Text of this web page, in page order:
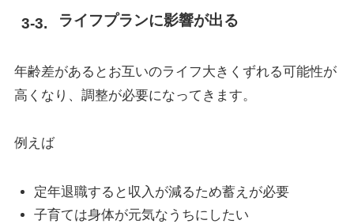
ライフプランに影響が出る
年齢差があるとお互いのライフ大きくずれる可能性が
高くなり、調整が必要になってきます。
例えば
定年退職すると収入が減るため蓄えが必要
子育ては身体が元気なうちにしたい